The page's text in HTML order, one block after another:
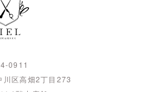
0911
川区高畑2丁目273